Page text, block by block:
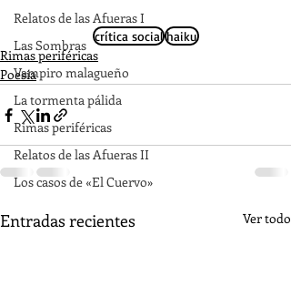
Relatos de las Afueras I
Las Sombras
Vampiro malagueño
La tormenta pálida
Rimas periféricas
Relatos de las Afueras II
Los casos de «El Cuervo»
crítica social haiku
Rimas periféricas
Poesía
Entradas recientes Ver todo